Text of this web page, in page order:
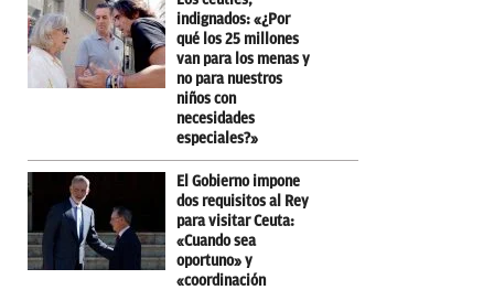
indignados: «¿Por
qué los 25 millones
van para los menas y
no para nuestros
niños con
necesidades
especiales?»
El Gobierno impone
dos requisitos al Rey
para visitar Ceuta:
«Cuando sea
oportuno» y
«coordinación